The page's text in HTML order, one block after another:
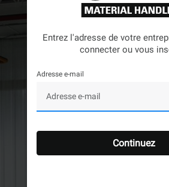
Entrez l'adresse de votre
connecter ou vous
Adresse e-mail
Continuez